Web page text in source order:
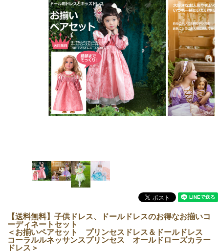
【送料無料】子供ドレス、ドールドレスのお得なお揃いコ
ーディネートセット
＜お揃いペアセット プリンセスドレス＆ドールドレス
コーラルルネッサンスプリンセス オールドローズカラー
ドレス＞
ショッピングインフォメーション
会社概要
お支払・送料
返品・交換
サイズの測り方
よくあるご質問
レビューを見る
ブログ
当店は持続可能な開発目標「SDGs」を推進しています。
電話受付時間：月～金10:00~16:00 ※祝日除く